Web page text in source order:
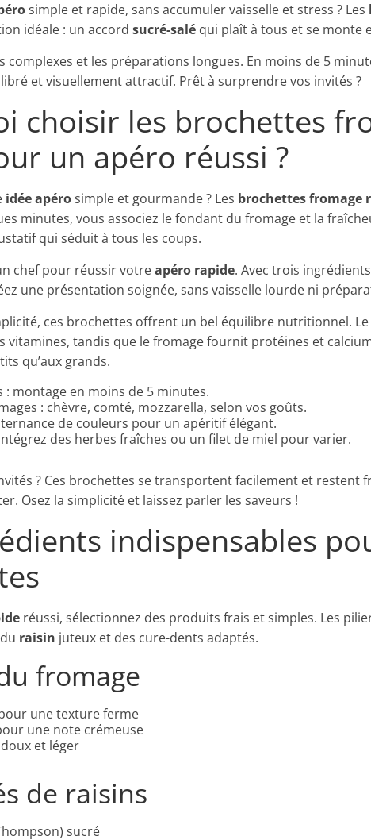
simple et rapide, sans accumuler vaisselle et stress ? Les
idéale : un accord sucré-salé qui plaît à tous et se monte
complexes et les préparations longues. En moins de 5
et visuellement attractif. Prêt à surprendre vos invités ?
choisir les brochettes
un apéro réussi ?
idée apérosimple et gourmande ? Les brochettes fromage
minutes, vous associez le fondant du fromage et la
qui séduit à tous les coups.
chef pour réussir votreapéro rapide. Avec trois
une présentation soignée, sans vaisselle lourde ni
ces brochettes offrent un bel équilibre nutritionnel.
vitamines, tandis que le fromage fournit protéines et
qu’aux grands.
: montage en moins de 5 minutes.
: chèvre, comté, mozzarella, selon vos goûts.
de couleurs pour un apéritif élégant.
des herbes fraîches ou un filet de miel pour varier.
? Ces brochettes se transportent facilement et restent
Osez la simplicité et laissez parler les saveurs !
indispensables
réussi, sélectionnez des produits frais et simples. Les
raisin juteux et des cure-dents adaptés.
fromage
une texture ferme
une note crémeuse
et léger
de raisins
sucré